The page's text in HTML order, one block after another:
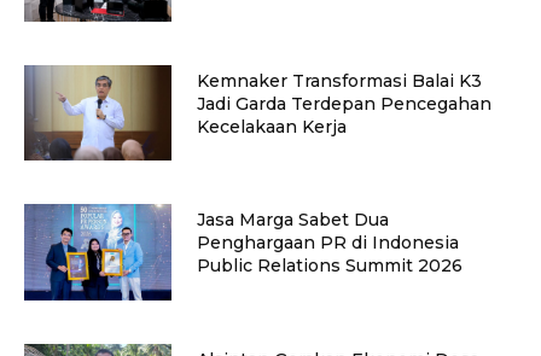
Kemnaker Transformasi Balai K3
Jadi Garda Terdepan Pencegahan
Kecelakaan Kerja
Jasa Marga Sabet Dua
Penghargaan PR di Indonesia
Public Relations Summit 2026